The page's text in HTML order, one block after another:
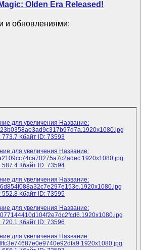
Olden Era Released!
и обновлениями: